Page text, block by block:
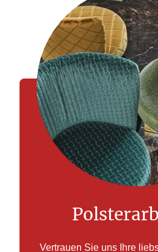
Vertrauen Sie uns Ihre